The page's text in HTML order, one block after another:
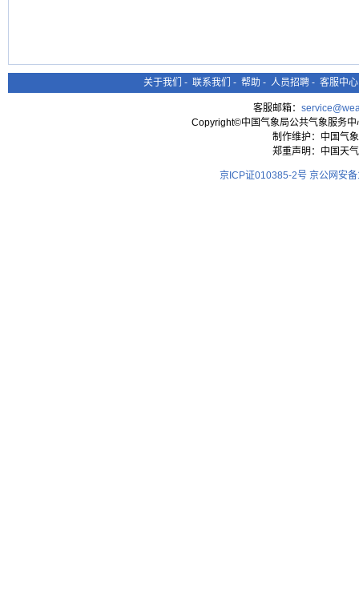
关于我们 - 联系我们 - 帮助 - 人员招聘 - 客服中心
客服邮箱：
Copyright©中国气象局公共气象服务
制作维护：中国气
郑重声明：中国天
京ICP证010385-2号 京公网安